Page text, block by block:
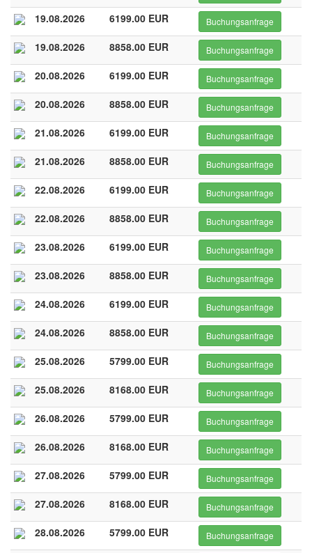
19.08.2026 6199.00 EUR Buchungsanfrage
19.08.2026 8858.00 EUR Buchungsanfrage
20.08.2026 6199.00 EUR Buchungsanfrage
20.08.2026 8858.00 EUR Buchungsanfrage
21.08.2026 6199.00 EUR Buchungsanfrage
21.08.2026 8858.00 EUR Buchungsanfrage
22.08.2026 6199.00 EUR Buchungsanfrage
22.08.2026 8858.00 EUR Buchungsanfrage
23.08.2026 6199.00 EUR Buchungsanfrage
23.08.2026 8858.00 EUR Buchungsanfrage
24.08.2026 6199.00 EUR Buchungsanfrage
24.08.2026 8858.00 EUR Buchungsanfrage
25.08.2026 5799.00 EUR Buchungsanfrage
25.08.2026 8168.00 EUR Buchungsanfrage
26.08.2026 5799.00 EUR Buchungsanfrage
26.08.2026 8168.00 EUR Buchungsanfrage
27.08.2026 5799.00 EUR Buchungsanfrage
27.08.2026 8168.00 EUR Buchungsanfrage
28.08.2026 5799.00 EUR Buchungsanfrage